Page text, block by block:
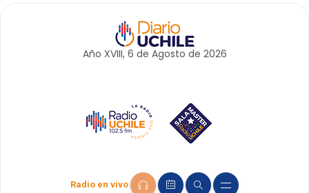
Año XVIII, 6 de Agosto de 2026
Radio en vivo